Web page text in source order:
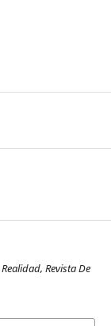
Realidad, Revista De